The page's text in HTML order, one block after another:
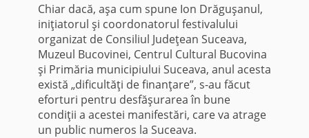
Chiar dacă, aşa cum spune Ion Drăguşanul,
iniţiatorul şi coordonatorul festivalului
organizat de Consiliul Judeţean Suceava,
Muzeul Bucovinei, Centrul Cultural Bucovina
şi Primăria municipiului Suceava, anul acesta
există „dificultăţi de finanţare”, s-au făcut
eforturi pentru desfăşurarea în bune
condiţii a acestei manifestări, care va atrage
un public numeros la Suceava.